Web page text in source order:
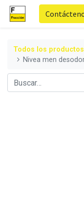
Todos los productos
Nivea men